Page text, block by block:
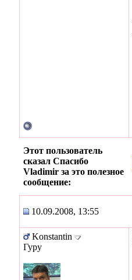
Этот пользователь
сказал Спасибо
Vladimir за это полезное
сообщение:
10.09.2008, 13:55
Konstantin
Гуру